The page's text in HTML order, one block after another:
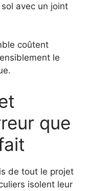
sol avec un joint
coûtent
le
que
de tout le projet
isolent leur